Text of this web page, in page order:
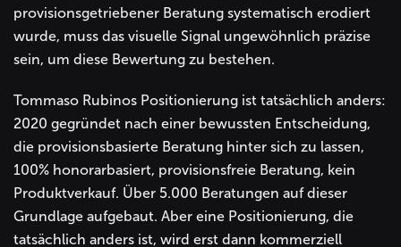
provisionsgetriebener Beratung systematisch erodiert
wurde, muss das visuelle Signal ungewöhnlich präzise
sein, um diese Bewertung zu bestehen.
Tommaso Rubinos Positionierung ist tatsächlich anders:
2020 gegründet nach einer bewussten Entscheidung,
die provisionsbasierte Beratung hinter sich zu lassen,
100% honorarbasiert, provisionsfreie Beratung, kein
Produktverkauf. Über 5.000 Beratungen auf dieser
Grundlage aufgebaut. Aber eine Positionierung, die
tatsächlich anders ist, wird erst dann kommerziell